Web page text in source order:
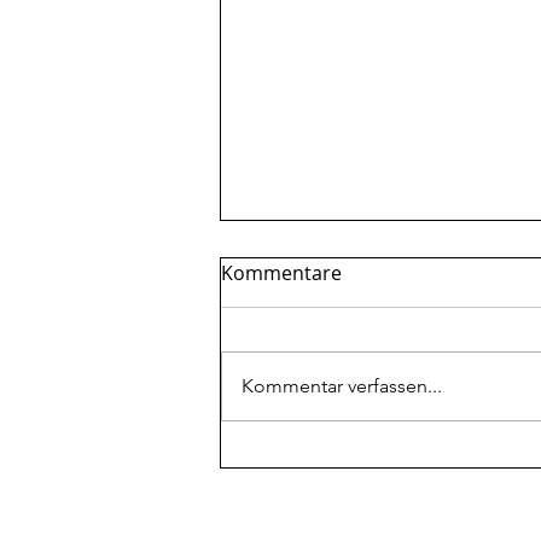
Kommentare
Kommentar verfassen...